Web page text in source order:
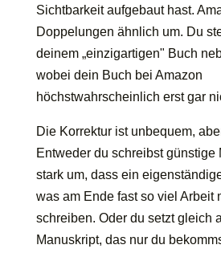
Sichtbarkeit aufgebaut hast.
Doppelungen ähnlich um. Du
deinem „einzigartigen" Buch
wobei dein Buch bei Amazon
höchstwahrscheinlich erst gar
Die Korrektur ist unbequem,
Entweder du schreibst günstige
stark um, dass ein
was am Ende fast so viel Arbeit
schreiben. Oder du setzt gleich
Manuskript, das nur du